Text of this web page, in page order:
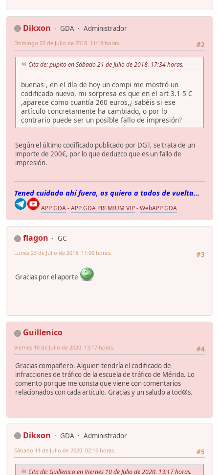
Dikxon GDA
Administrador
#2
Domingo 22 de Julio de 2018. 11:18 horas.
Cita de: pupito en Sábado 21 de Julio de 2018. 17:34 horas.
buenas , en el día de hoy un compi me mostró un
codificado nuevo, mi sorpresa es que en el art 3.1 5 C
,aparece como cuantía 260 euros,¿ sabéis si ese
artículo concretamente ha cambiado, o por lo
contrario puede ser un posible fallo de impresión?
Según el último codificado publicado por DGT, se trata de un
importe de 200€, por lo que deduzco que es un fallo de
impresión.
Tened cuidado ahí fuera, os quiero a todos de vuelta...
APP GDA-APP GDA PREMIUM VIP-WebAPP GDA
flagon
GC
#3
Lunes 23 de Julio de 2018. 11:00 horas.
Gracias por el aporte
Guillenico
#4
Viernes 10 de Julio de 2020. 13:17 horas.
Gracias compañero. Alguien tendría el codificado de
infracciones de tráfico de la escuela de tráfico de Mérida. Lo
comento porque me consta que viene con comentarios
relacionados con cada artículo. Gracias y un saludo a tod@s.
Dikxon GDA
Administrador
#5
Sábado 11 de Julio de 2020. 02:16 horas.
Cita de: Guillenico en Viernes 10 de Julio de 2020. 13:17 horas.